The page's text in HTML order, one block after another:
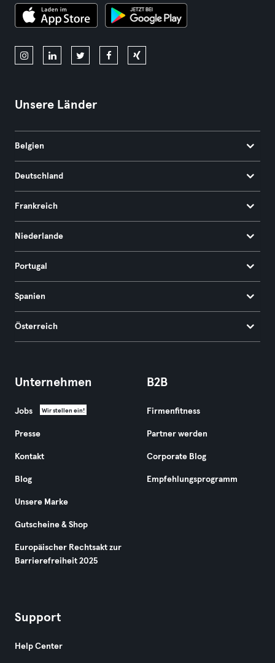
Unsere Länder
Belgien
Deutschland
Frankreich
Niederlande
Portugal
Spanien
Österreich
Unternehmen
Jobs Wir stellen ein!
Presse
Kontakt
Blog
Unsere Marke
Gutscheine & Shop
Europäischer Rechtsakt zur
Barrierefreiheit 2025
B2B
Firmenfitness
Partner werden
Corporate Blog
Empfehlungsprogramm
Support
Help Center